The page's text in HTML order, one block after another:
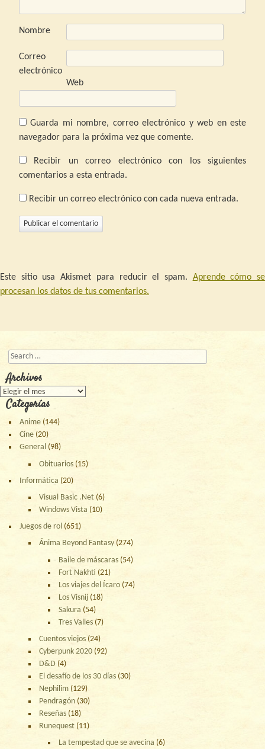
Nombre
Correo
electrónico
Web
Guarda mi nombre, correo electrónico y web en este
navegador para la próxima vez que comente.
Recibir un correo electrónico con los siguientes
comentarios a esta entrada.
Recibir un correo electrónico con cada nueva entrada.
Este sitio usa Akismet para reducir el spam. Aprende cómo se
procesan los datos de tus comentarios.
Buscar
Archivos
Archivos
Categorías
Anime (144)
Cine (20)
General (98)
Obituarios (15)
Informática (20)
Visual Basic .Net (6)
Windows Vista (10)
Juegos de rol (651)
Ánima Beyond Fantasy (274)
Baile de máscaras (54)
Fort Nakhti (21)
Los viajes del Ícaro (74)
Los Visnij (18)
Sakura (54)
Tres Valles (7)
Cuentos viejos (24)
Cyberpunk 2020 (92)
D&D (4)
El desafío de los 30 días (30)
Nephilim (129)
Pendragón (30)
Reseñas (18)
Runequest (11)
La tempestad que se avecina (6)